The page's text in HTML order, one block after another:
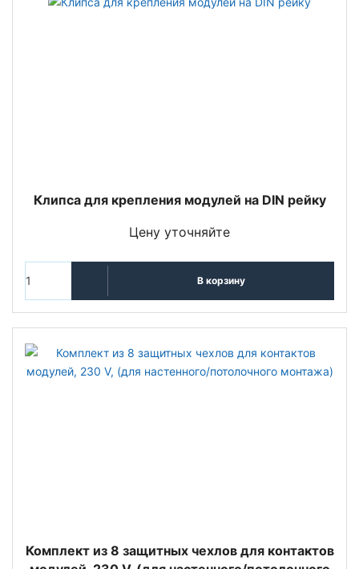
Клипса для крепления модулей на DIN рейку
Цену уточняйте
В корзину
Комплект из 8 защитных чехлов для контактов